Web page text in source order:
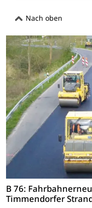
Nach oben
B 76:
Timmendorfer